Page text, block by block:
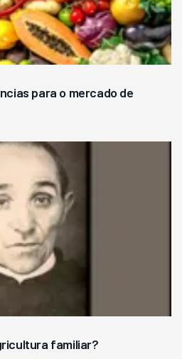
para o mercado de
familiar?